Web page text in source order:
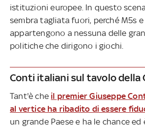
istituzioni europee. In questo
sembra tagliata fuori, perché M5s
appartengono a nessuna delle
politiche che dirigono i giochi.
Conti italiani sul tavolo della
Tant'è che il premier Giuseppe
al vertice ha ribadito di essere
un grande Paese e ha le chance